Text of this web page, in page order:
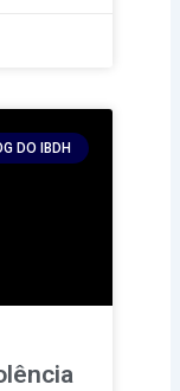
DO IBDH